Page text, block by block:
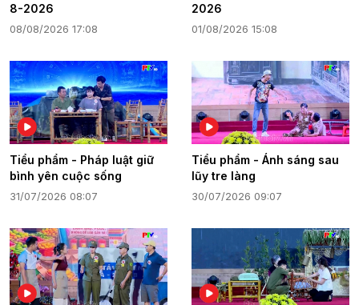
8-2026
08/08/2026 17:08
2026
01/08/2026 15:08
Tiểu phẩm - Pháp luật giữ
bình yên cuộc sống
31/07/2026 08:07
Tiểu phẩm - Ánh sáng sau
lũy tre làng
30/07/2026 09:07